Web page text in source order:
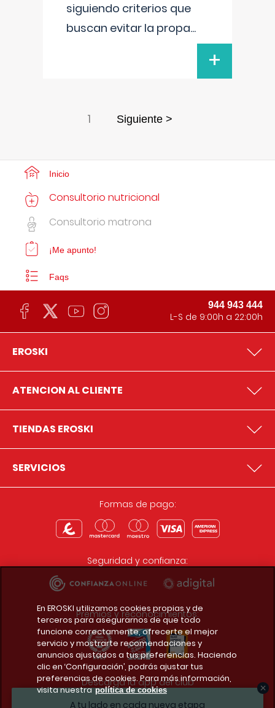
siguiendo criterios que
buscan evitar la propa...
+
1 Siguiente >
A tu lado en cada nueva etapa
Inicio
Consultorio nutricional
Consultorio matrona
¡Me apunto!
Faqs
944 943 444
L-S de 9:00h a 22:00h
EROSKI
ATENCION AL CLIENTE
TIENDAS EROSKI
SERVICIOS
Formas de pago:
Seguridad y confianza:
Premios y reconocimientos:
Descarga la app del club
En EROSKI utilizamos cookies propias y de
terceros para asegurarnos de que todo
funcione correctamente, ofrecerte el mejor
servicio y mostrarte recomendaciones y
anuncios ajustados a tus preferencias. Haciendo
clic en ‘Configuración’, podrás ajustar tus
preferencias de cookies. Para más información,
visita nuestra política de cookies